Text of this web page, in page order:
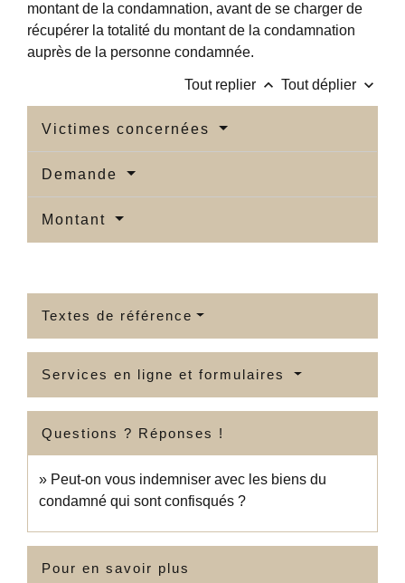
montant de la condamnation, avant de se charger de
récupérer la totalité du montant de la condamnation
auprès de la personne condamnée.
Tout replier keyboard_arrow_up Tout déplier keyboard_arrow_down
Victimes concernées
Demande
Montant
Textes de référence
Services en ligne et formulaires
Questions ? Réponses !
Peut-on vous indemniser avec les biens du
condamné qui sont confisqués ?
Pour en savoir plus